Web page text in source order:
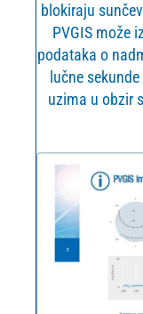
blokiraju
PVGIS može
podataka o
lučne
uzima u obzir